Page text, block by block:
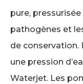
pure,
pathogènes et
de conservation.
une pression
Waterjet. Les